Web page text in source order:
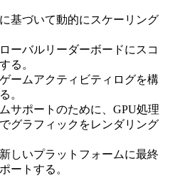
基づいて動的にスケーリング
ーバルリーダーボードにスコ
る。
ームアクティビティログを構
。
サポートのために、GPU処理
グラフィックをレンダリング
しいプラットフォームに最終
ートする。